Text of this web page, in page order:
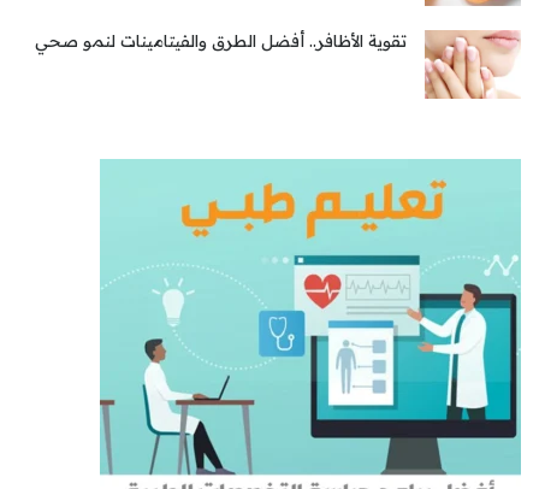
تقوية الأظافر.. أفضل الطرق والفيتامينات لنمو صحي